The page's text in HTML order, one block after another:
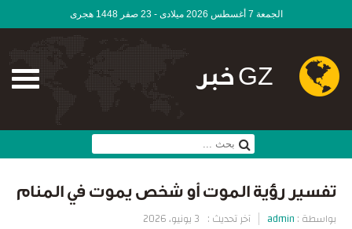
الجمعة 7 أغسطس 2026 ميلادى - 23 صفر 1448 هجرى
GZ خبر
تفسير رؤية الموت أو شخص يموت في المنام
بواسطة : admin آخر تحديث : 3 يونيو، 2026